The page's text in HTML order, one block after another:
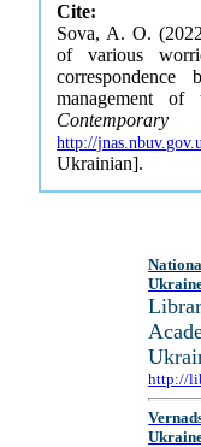
Cite:
Sova, A. O.
of various
management
http://
Ukrainian].
http://